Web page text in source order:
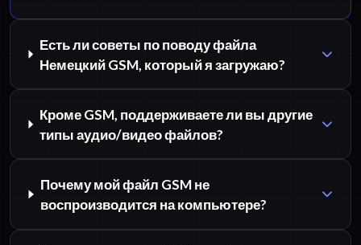
Есть ли советы по поводу файла
Немецкий GSM, который я загружаю?
Кроме GSM, поддерживаете ли вы другие
типы аудио/видео файлов?
Почему мой файл GSM не
воспроизводится на компьютере?